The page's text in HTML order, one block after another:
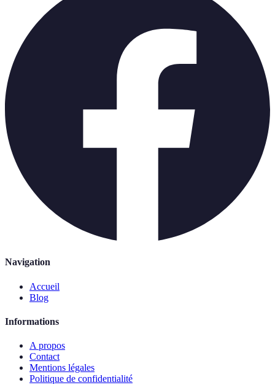
Navigation
Accueil
Blog
Informations
A propos
Contact
Mentions légales
Politique de confidentialité